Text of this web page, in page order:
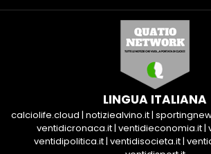
LINGUA ITALIANA
calciolife.cloud | notiziealvino.it|
ventidicronaca.it| ventidieconomia.it|
ventidipolitica.it| ventidisocieta.it|